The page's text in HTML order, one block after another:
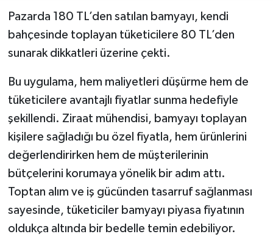
Pazarda 180 TL’den satılan bamyayı, kendi
bahçesinde toplayan tüketicilere 80 TL’den
sunarak dikkatleri üzerine çekti.
Bu uygulama, hem maliyetleri düşürme hem de
tüketicilere avantajlı fiyatlar sunma hedefiyle
şekillendi. Ziraat mühendisi, bamyayı toplayan
kişilere sağladığı bu özel fiyatla, hem ürünlerini
değerlendirirken hem de müşterilerinin
bütçelerini korumaya yönelik bir adım attı.
Toptan alım ve iş gücünden tasarruf sağlanması
sayesinde, tüketiciler bamyayı piyasa fiyatının
oldukça altında bir bedelle temin edebiliyor.